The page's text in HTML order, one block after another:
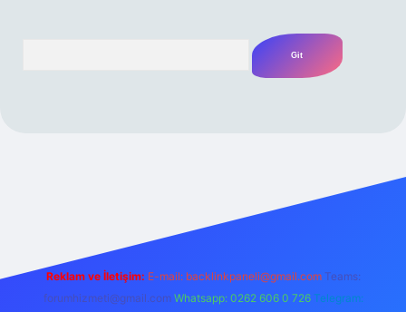
Reklam ve İletişim: E-mail: backlinkpaneli@gmail.com Teams:
forumhizmeti@gmail.com Whatsapp: 0262 606 0 726 Telegram: